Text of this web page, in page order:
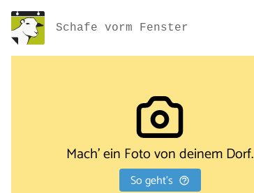
Schafe vorm Fenster
Mach' ein Foto von deinem Dorf.
So geht's